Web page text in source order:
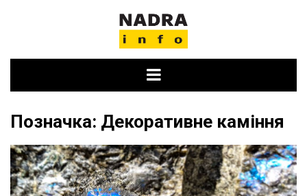
Позначка: Декоративне каміння